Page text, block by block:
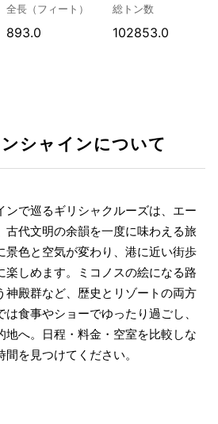
全長（フィート）
893.0
総トン数
102853.0
シャインについて
ンで巡るギリシャクルーズは、エー
古代文明の余韻を一度に味わえる旅
景色と空気が変わり、港に近い街歩
楽しめます。ミコノスの絵になる路
神殿群など、歴史とリゾートの両方
食事やショーでゆったり過ごし、
地へ。日程・料金・空室を比較しな
を見つけてください。